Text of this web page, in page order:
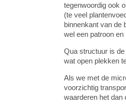
tegenwoordig ook
(te veel
binnenkant van de
wel een patroon
Qua structuur is
wat open plekken
Als we met de
voorzichtig
waarderen het dan